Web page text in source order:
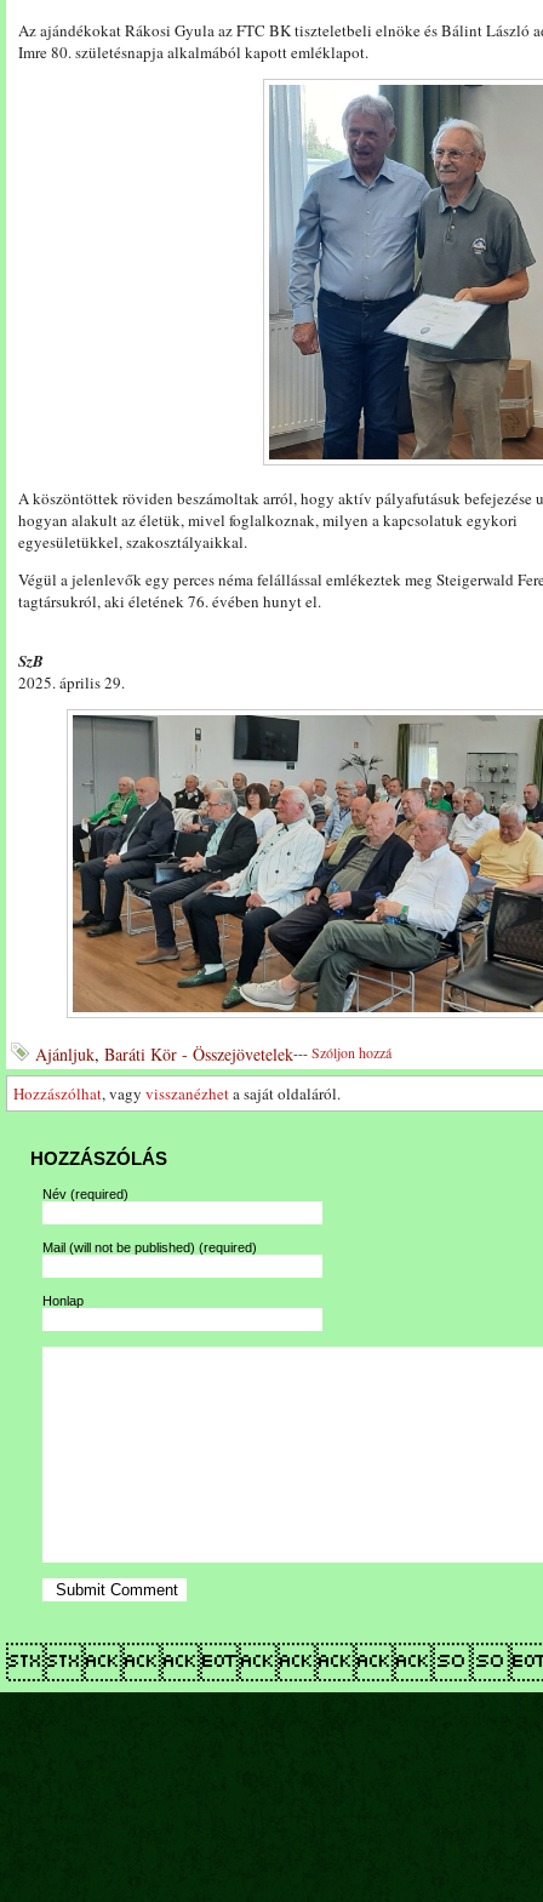
Az ajándékokat Rákosi Gyula az FTC BK tiszteletbeli elnöke és Bálint László
Imre 80. születésnapja alkalmából kapott emléklapot.
A köszöntöttek röviden beszámoltak arról, hogy aktív pályafutásuk befejezése
hogyan alakult az életük, mivel foglalkoznak, milyen a kapcsolatuk egykori
egyesületükkel, szakosztályaikkal.
Végül a jelenlevők egy perces néma felállással emlékeztek meg Steigerwald
tagtársukról, aki életének 76. évében hunyt el.
SzB
2025. április 29.
Ajánljuk, Baráti Kör - Összejövetelek---Szóljon hozzá
Hozzászólhat, vagy visszanézheta saját oldaláról.
HOZZÁSZÓLÁS
Név (required)
Mail (will not be published) (required)
Honlap